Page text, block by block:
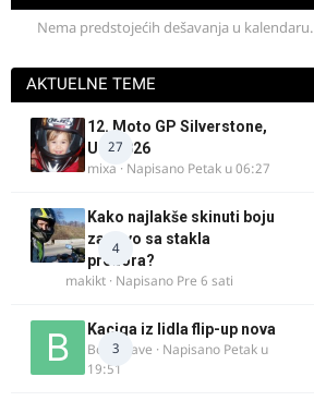
Nema predstojećih dešavanja u kalendaru.
AKTUELNE TEME
27
12. Moto GP Silverstone,
UK, 2026
mixa · Napisano Petak u 06:27
4
Kako najlakše skinuti boju
za drvo sa stakla
prozora?
makikt · Napisano Pre 6 sati
3
Kaciga iz lidla flip-up nova
Bor-i-slave · Napisano Petak u
19:51